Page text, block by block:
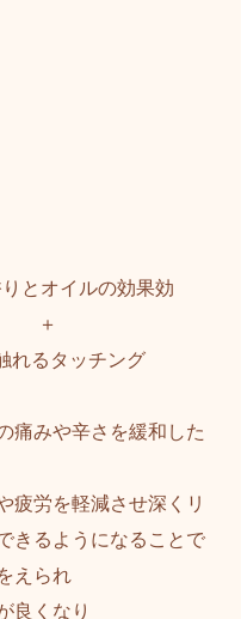
とオイルの効果効
＋
れるタッチング
痛みや辛さを緩和した
疲労を軽減させ深くリ
きるようになることで
えられ
良くなり